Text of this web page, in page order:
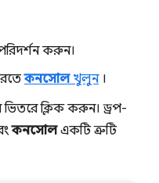
করুন।
কনসোলখুলুন।
ভিতরে ক্লিক করুন। ড্রপ-
কনসোলএকটি ত্রুটি